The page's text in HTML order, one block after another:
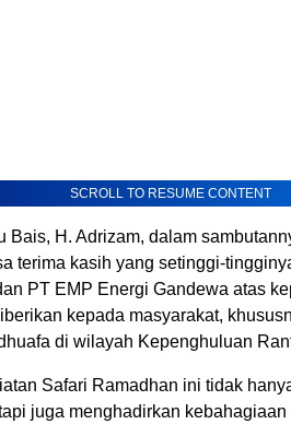
SCROLL TO RESUME CONTENT
Bais, H. Adrizam, dalam
terima kasih yang setinggi-
PT EMP Energi Gandewa atas
kepada masyarakat,
di wilayah Kepenghuluan
Safari Ramadhan ini tidak
juga menghadirkan